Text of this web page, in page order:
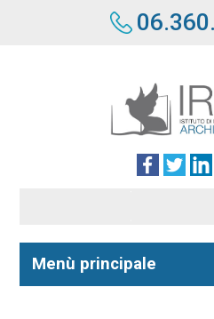
Menù principale